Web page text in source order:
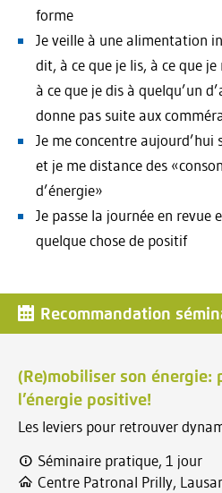
forme
Je veille à une alimentation
dit, à ce que je lis, à ce que
à ce que je dis à quelqu’un
donne pas suite aux
Je me concentre
et je me distance des
d’énergie»
Je passe la journée en revue
quelque chose de positif
Recommandation
(Re)mobiliser son énergie:
l’énergie positive!
Les leviers pour retrouver
Séminaire pratique, 1 jour
Centre Patronal Prilly,